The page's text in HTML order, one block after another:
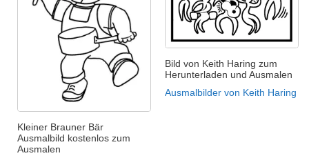
Kleiner Brauner Bär
Ausmalbild kostenlos zum
Ausmalen
Bild von Keith Haring zum
Herunterladen und Ausmalen
Ausmalbilder von Keith Haring